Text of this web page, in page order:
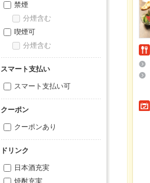
禁煙
分煙含む
喫煙可
分煙含む
スマート支払い
スマート支払い可
クーポン
クーポンあり
ドリンク
日本酒充実